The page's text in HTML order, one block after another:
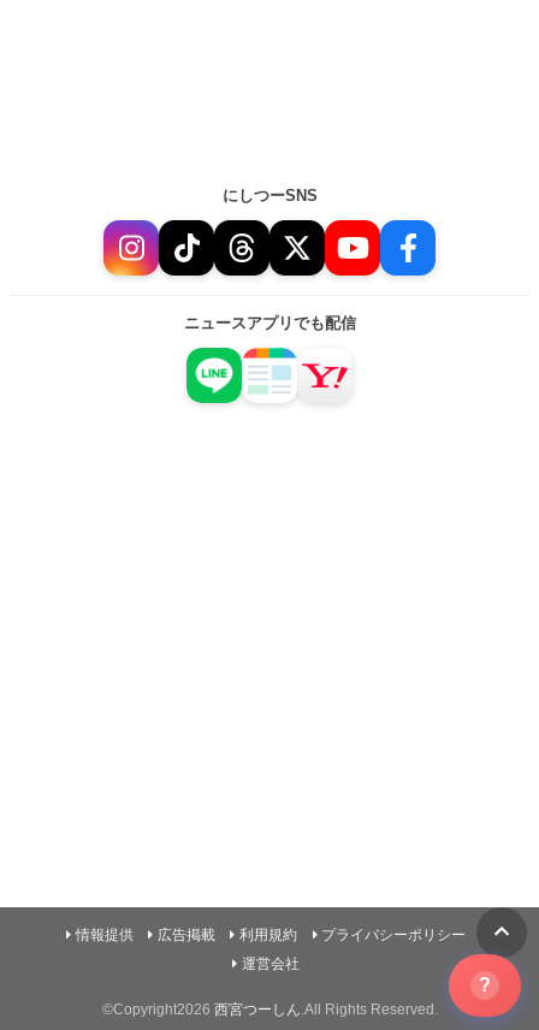
にしつーSNS
ニュースアプリでも配信
情報提供 広告掲載 利用規約
プライバシーポリシー
運営会社
©Copyright2026 西宮つーしん .All Rights Reserved.
?